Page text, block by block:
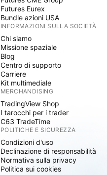
Futures Eurex
Bundle azioni USA
INFORMAZIONI SULLA SOCIETÀ
Chi siamo
Missione spaziale
Blog
Centro di supporto
Carriere
Kit multimediale
MERCHANDISING
TradingView Shop
I tarocchi per i trader
C63 TradeTime
POLITICHE E SICUREZZA
Condizioni d'uso
Declinazione di responsabilità
Normativa sulla privacy
Politica sui cookies